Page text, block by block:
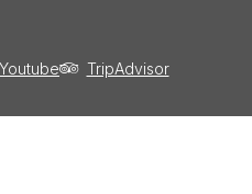
Youtube TripAdvisor